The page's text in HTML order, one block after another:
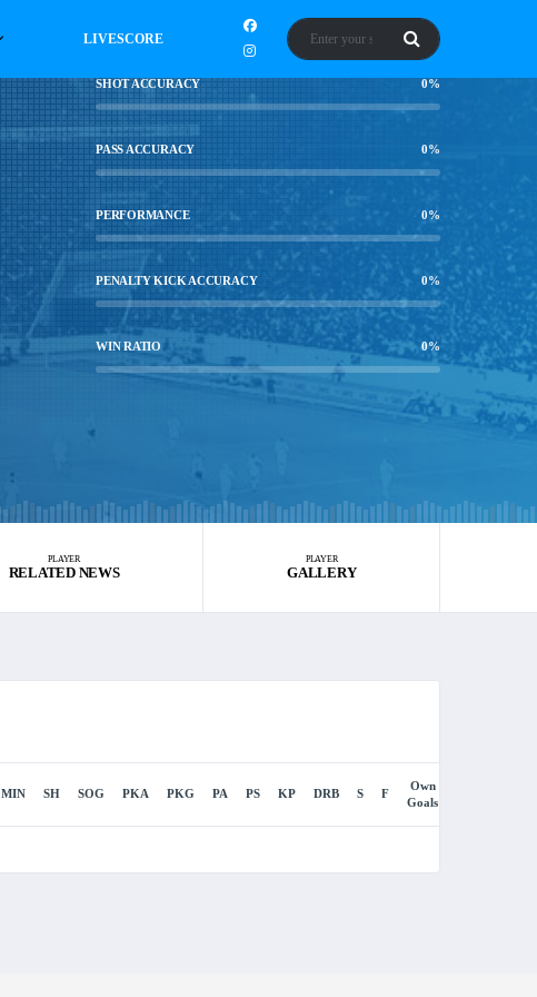
LIVESCORE
SHOT ACCURACY 0%
PASS ACCURACY 0%
PERFORMANCE 0%
PENALTY KICK ACCURACY 0%
WIN RATIO 0%
PLAYER
RELATED NEWS
PLAYER
GALLERY
MIN SH SOG PKA PKG PA PS KP DRB S F
Own
Goals